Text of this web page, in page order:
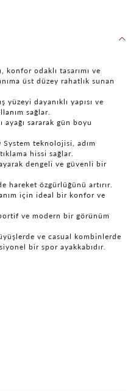
konfor odaklı tasarımı ve
üst düzey rahatlık sunan
dayanıklı yapısı ve
sağlar.
ayağı sararak gün boyu
teknolojisi, adım
hissi sağlar.
dengeli ve güvenli bir
hareket özgürlüğünü artırır.
için ideal bir konfor ve
ve modern bir görünüm
ve casual kombinlerde
bir spor ayakkabıdır.